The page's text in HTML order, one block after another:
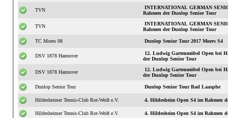
TVN
INTERNATIONAL GERMAN
Rahmen der Dunlop Senior Tour
TVN
INTERNATIONAL GERMAN
Rahmen der Dunlop Senior Tour
TC Moers 08 Dunlop Senior Tour 2017 Moers S4
DSV 1878 Hannover
12. Ludwig Gartenmöbel Open bei
der Dunlop Senior Tour
DSV 1878 Hannover
12. Ludwig Gartenmöbel Open bei
der Dunlop Senior Tour
Dunlop Senior Tour Dunlop Senior Tour Bad Laasphe
Hildesheimer Tennis-Club Rot-Weiß e.V. 4. Hildesheim Open S4 im Rahmen
Hildesheimer Tennis-Club Rot-Weiß e.V. 4. Hildesheim Open S4 im Rahmen